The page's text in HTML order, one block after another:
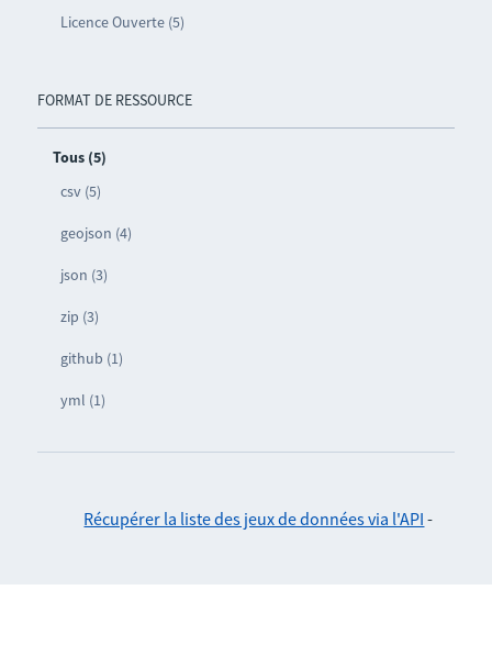
Licence Ouverte (5)
FORMAT DE RESSOURCE
Tous (5)
csv (5)
geojson (4)
json (3)
zip (3)
github (1)
yml (1)
Récupérer la liste des jeux de données via l'API -